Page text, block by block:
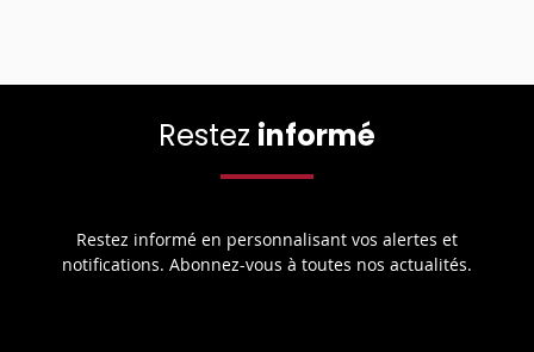
Restez informé
Restez informé en personnalisant vos alertes et
notifications. Abonnez-vous à toutes nos actualités.